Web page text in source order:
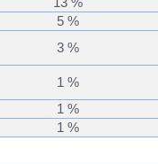
5 %
3 %
1 %
1 %
1 %